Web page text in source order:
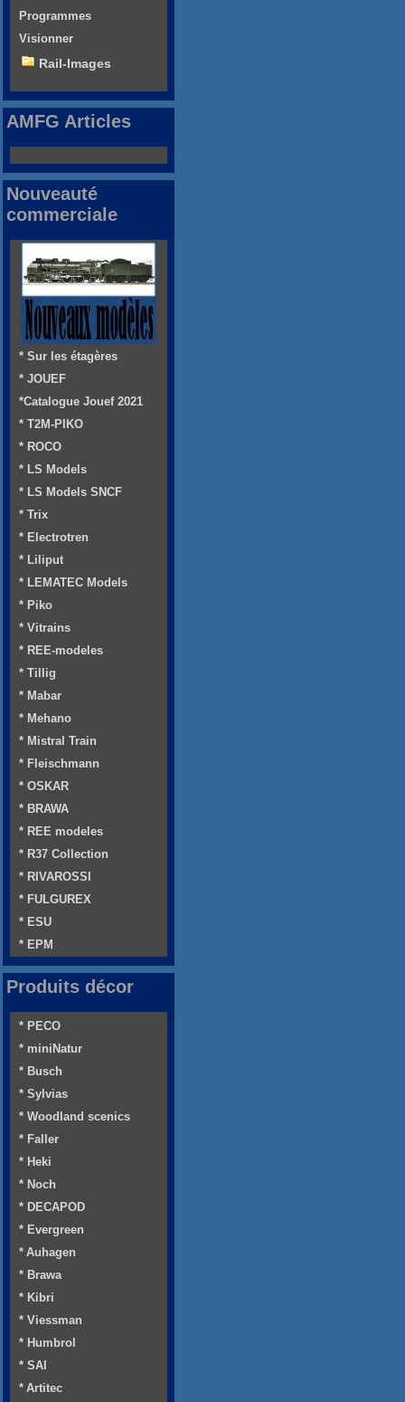
Programmes
Visionner
Rail-Images
AMFG Articles
Nouveauté
commerciale
* Sur les étagères
* JOUEF
*Catalogue Jouef 2021
* T2M-PIKO
* ROCO
* LS Models
* LS Models SNCF
* Trix
* Electrotren
* Liliput
* LEMATEC Models
* Piko
* Vitrains
* REE-modeles
* Tillig
* Mabar
* Mehano
* Mistral Train
* Fleischmann
* OSKAR
* BRAWA
* REE modeles
* R37 Collection
* RIVAROSSI
* FULGUREX
* ESU
* EPM
Produits décor
* PECO
* miniNatur
* Busch
* Sylvias
* Woodland scenics
* Faller
* Heki
* Noch
* DECAPOD
* Evergreen
* Auhagen
* Brawa
* Kibri
* Viessman
* Humbrol
* SAI
* Artitec